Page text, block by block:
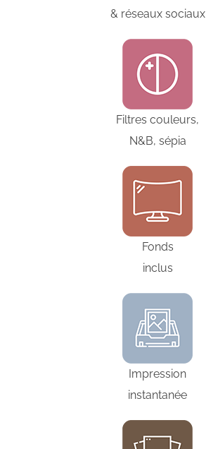
& réseaux sociaux
Filtres couleurs,
N&B, sépia
Fonds
inclus
Impression
instantanée